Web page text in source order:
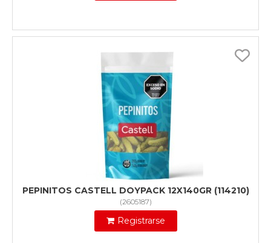
PEPINITOS CASTELL DOYPACK 12X140GR (114210)
(2605187)
Registrarse